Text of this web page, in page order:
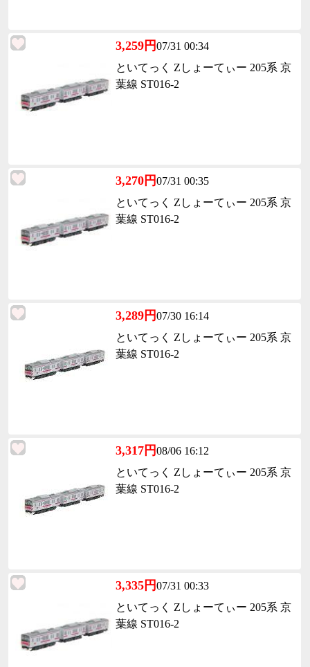
3,259円07/31 00:34
といてっく Zしょーてぃー 205系 京
葉線 ST016-2
3,270円07/31 00:35
といてっく Zしょーてぃー 205系 京
葉線 ST016-2
3,289円07/30 16:14
といてっく Zしょーてぃー 205系 京
葉線 ST016-2
3,317円08/06 16:12
といてっく Zしょーてぃー 205系 京
葉線 ST016-2
3,335円07/31 00:33
といてっく Zしょーてぃー 205系 京
葉線 ST016-2